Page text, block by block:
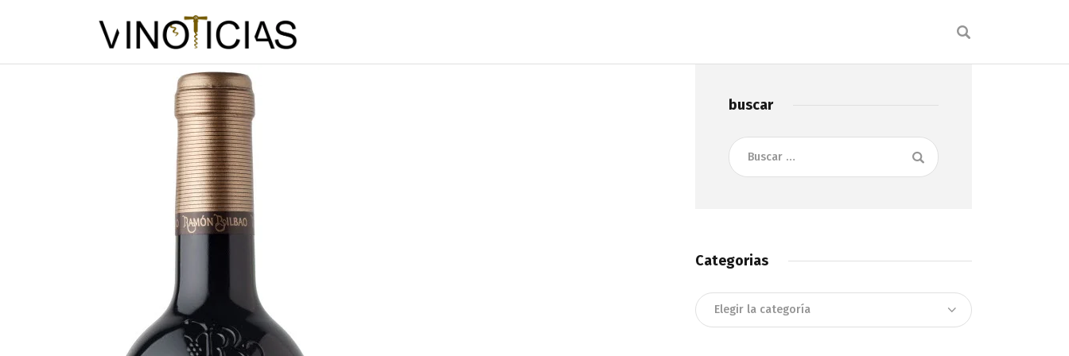
buscar
Buscar:
Categorias
Categorias